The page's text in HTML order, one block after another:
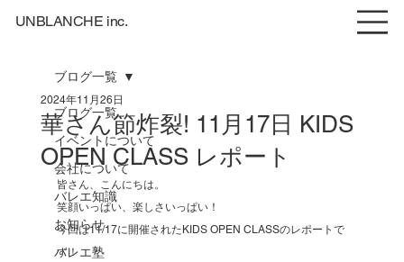
UNBLANCHE inc.
ブログ一覧
イベントについて
会社について
バレエ知識
お知らせ
バレエ塾
ブログ一覧
華さん節炸裂! 11月17日 KIDS
OPEN CLASS レポート
2024年11月26日
皆さん、こんにちは。
笑顔いっぱい、楽しさいっぱい！
今回は11/17に開催されたKIDS OPEN CLASSのレポートで
す！